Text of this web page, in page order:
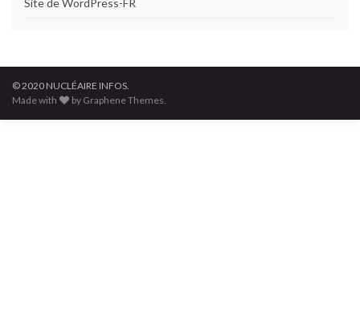
Site de WordPress-FR
© 2020 NUCLÉAIRE INFOS.
Made with
by Graphene Themes.